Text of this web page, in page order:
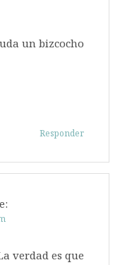
un bizcocho
Responder
verdad es que